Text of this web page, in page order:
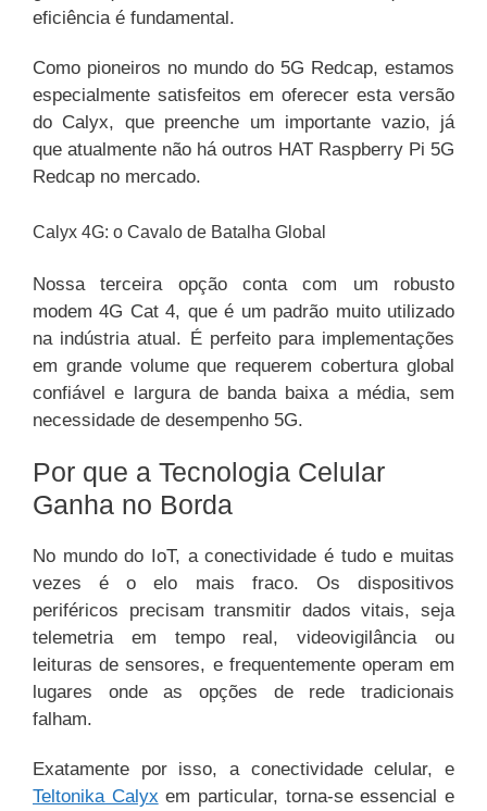
eficiência é fundamental.
Como pioneiros no mundo do 5G Redcap, estamos
especialmente satisfeitos em oferecer esta versão
do Calyx, que preenche um importante vazio, já
que atualmente não há outros HAT Raspberry Pi 5G
Redcap no mercado.
Calyx 4G: o Cavalo de Batalha Global
Nossa terceira opção conta com um robusto
modem 4G Cat 4, que é um padrão muito utilizado
na indústria atual. É perfeito para implementações
em grande volume que requerem cobertura global
confiável e largura de banda baixa a média, sem
necessidade de desempenho 5G.
Por que a Tecnologia Celular
Ganha no Borda
No mundo do IoT, a conectividade é tudo e muitas
vezes é o elo mais fraco. Os dispositivos
periféricos precisam transmitir dados vitais, seja
telemetria em tempo real, videovigilância ou
leituras de sensores, e frequentemente operam em
lugares onde as opções de rede tradicionais
falham.
Exatamente por isso, a conectividade celular, e
Teltonika Calyx em particular, torna-se essencial e